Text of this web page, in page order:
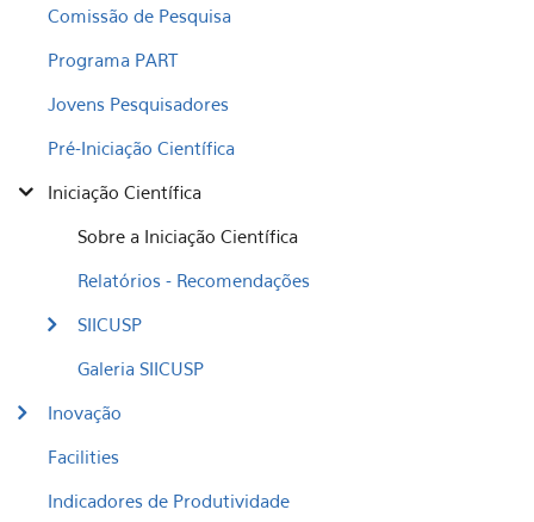
Comissão de Pesquisa
Programa PART
Jovens Pesquisadores
Pré-Iniciação Científica
Iniciação Científica
Sobre a Iniciação Científica
Relatórios - Recomendações
SIICUSP
Galeria SIICUSP
Inovação
Facilities
Indicadores de Produtividade